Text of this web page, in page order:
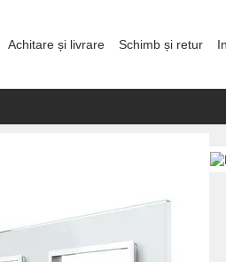
Achitare și livrare Schimb și retur